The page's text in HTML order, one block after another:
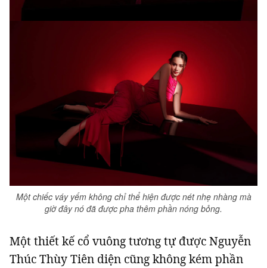
Một chiếc váy yếm không chỉ thể hiện được nét nhẹ nhàng mà
giờ đây nó đã được pha thêm phần nóng bỏng.
Một thiết kế cổ vuông tương tự được Nguyễn
Thúc Thùy Tiên diện cũng không kém phần